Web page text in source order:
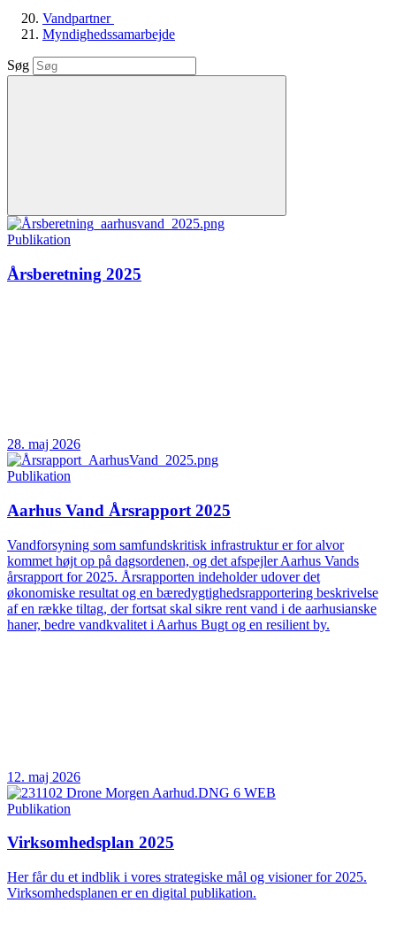
Vandpartner
Myndighedssamarbejde
Søg
Publikation
Årsberetning 2025
28. maj 2026
Publikation
Aarhus Vand Årsrapport 2025
Vandforsyning som samfundskritisk infrastruktur er for alvor
kommet højt op på dagsordenen, og det afspejler Aarhus Vands
årsrapport for 2025. Årsrapporten indeholder udover det
økonomiske resultat og en bæredygtighedsrapportering beskrivelse
af en række tiltag, der fortsat skal sikre rent vand i de aarhusianske
haner, bedre vandkvalitet i Aarhus Bugt og en resilient by.
12. maj 2026
Publikation
Virksomhedsplan 2025
Her får du et indblik i vores strategiske mål og visioner for 2025.
Virksomhedsplanen er en digital publikation.